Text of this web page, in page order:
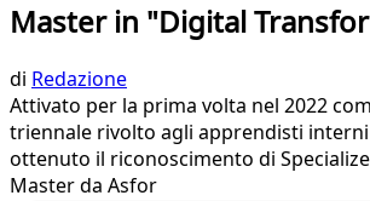
Master in "Digital
di Redazione
Attivato per la prima volta nel 2022
triennale rivolto agli apprendisti interni
ottenuto il riconoscimento di
Master da Asfor